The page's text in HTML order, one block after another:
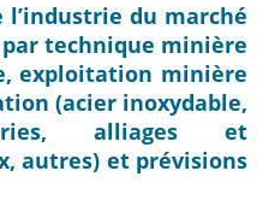
du marché
technique minière
exploitation minière
(acier inoxydable,
alliages et
autres) et prévisions